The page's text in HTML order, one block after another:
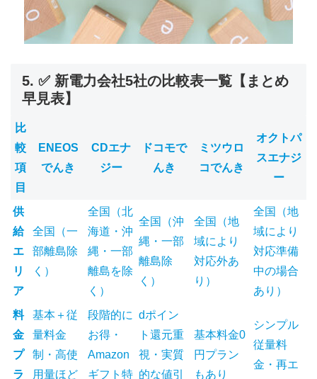
5. ✅ 新電力会社5社の比較表一覧【まとめ
早見表】
比
較
項
目
ENEOS
でんき
CDエナ
ジー
ドコモで
んき
ミツウロ
コでんき
オクトパ
スエナジ
ー
供
給
エ
リ
ア
全国（一
部離島除
く）
全国（北
海道・沖
縄・一部
離島を除
く）
全国（沖
縄・一部
離島除
く）
全国（地
域により
対応外あ
り）
全国（地
域により
対応準備
中の場合
あり）
料
金
プ
ラ
基本＋従
量料金
制・高使
用量ほど
段階的に
お得・
Amazon
ギフト特
dポイン
ト還元重
視・実質
的な値引
基本料金0
円プラン
もあり
シンプル
従量料
金・再エ